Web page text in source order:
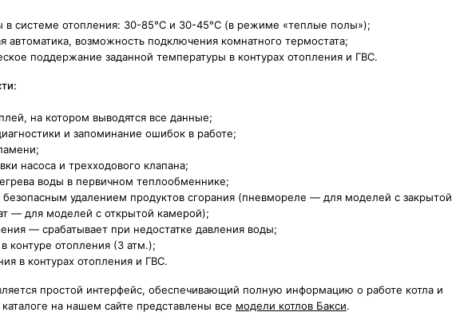
в системе отопления: 30-85°С и 30-45°С (в режиме «теплые полы»);
автоматика, возможность подключения комнатного термостата;
поддержание заданной температуры в контурах отопления и ГВС.
на котором выводятся все данные;
и запоминание ошибок в работе;
насоса и трехходового клапана;
воды в первичном теплообменнике;
безопасным удалением продуктов сгорания (пневмореле — для моделей с закрытой
— для моделей с открытой камерой);
— срабатывает при недостатке давления воды;
контуре отопления (3 атм.);
в контурах отопления и ГВС.
простой интерфейс, обеспечивающий полную информацию о работе котла и
на нашем сайте представлены все модели котлов Бакси.